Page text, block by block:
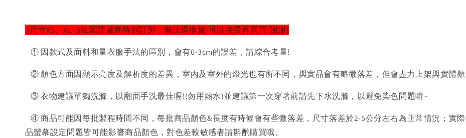
(尺寸XS、XL~5XL因請廠商特別訂製，無法退換貨!可以接受再購買!謝謝)
① 因款式及面料和量衣服手法的區別，會有0-3cm的誤差，請綜合考量!
② 顏色方面因顯示亮度及解析度的差異，室內及室外的燈光也有所不同，與實品會有略微落差，但會盡力上架與實體顏
③ 衣物建議單獨洗滌，以翻面手洗最佳喔!(勿用熱水)並建議第一次穿著前請先下水洗滌，以避免染色問題唷~
④ 商品可能因每批製程時間不同，每批商品顏色&長度有時候會有些微落差，尺寸落差於2-5公分左右為正常情況；實
品螢幕設定問題皆可能影響商品顏色，對色差較敏感者請斟酌購買哦。